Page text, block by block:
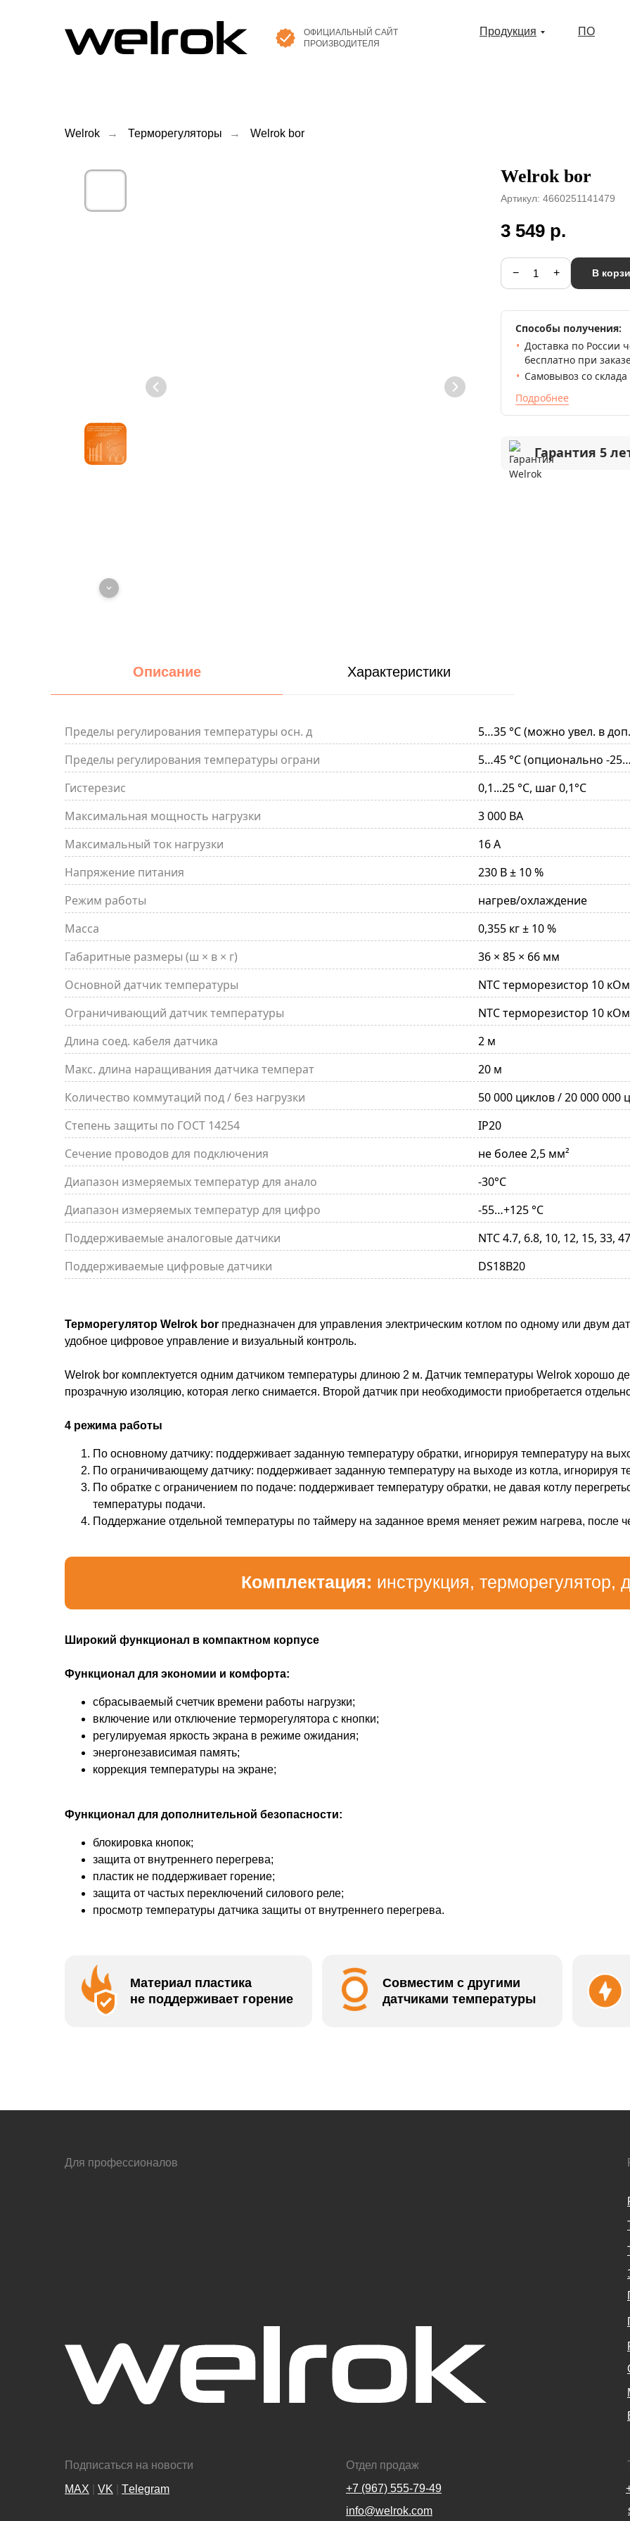
ОФИЦИАЛЬНЫЙ САЙТ
ПРОИЗВОДИТЕЛЯ
Продукция ПО
Welrok → Терморегуляторы → Welrok bor
Welrok bor
Артикул: 4660251141479
3 549 р.
− + В
Способы получения:
Доставка по России
бесплатно при
Самовывоз со
Подробнее
Гарантия 5
Описание Характеристики
Пределы регулирования температуры осн. д
5…35 °C (можно увел. в
Пределы регулирования температуры ограни
5…45 °C (опционально -
Гистерезис
0,1...25 °С, шаг 0,1°С
Максимальная мощность нагрузки
3 000 ВА
Максимальный ток нагрузки
16 А
Напряжение питания
230 В ± 10 %
Режим работы
нагрев/охлаждение
Масса
0,355 кг ± 10 %
Габаритные размеры (ш × в × г)
36 × 85 × 66 мм
Основной датчик температуры
NTC терморезистор 10
Ограничивающий датчик температуры
NTC терморезистор 10
Длина соед. кабеля датчика
2 м
Макс. длина наращивания датчика температ
20 м
Количество коммутаций под / без нагрузки
50 000 циклов / 20 000 000
Степень защиты по ГОСТ 14254
IP20
Сечение проводов для подключения
не более 2,5 мм²
Диапазон измеряемых температур для анало
-30°С
Диапазон измеряемых температур для цифро
-55…+125 °C
Поддерживаемые аналоговые датчики
NТС 4.7, 6.8, 10, 12, 15, 33,
Поддерживаемые цифровые датчики
DS18В20
Терморегулятор Welrok bor предназначен для управления электрическим котлом по одному или двум
удобное цифровое управление и визуальный контроль.
Welrok bor комплектуется одним датчиком температуры длиною 2 м. Датчик температуры Welrok хорошо
прозрачную изоляцию, которая легко снимается. Второй датчик при необходимости приобретается
4 режима работы
По основному датчику: поддерживает заданную температуру обратки, игнорируя температуру на
По ограничивающему датчику: поддерживает заданную температуру на выходе из котла, игнорируя
По обратке с ограничением по подаче: поддерживает температуру обратки, не давая котлу
температуры подачи.
Поддержание отдельной температуры по таймеру на заданное время меняет режим нагрева, после
Комплектация: инструкция, терморегулятор,
Широкий функционал в компактном корпусе
Функционал для экономии и комфорта:
сбрасываемый счетчик времени работы нагрузки;
включение или отключение терморегулятора с кнопки;
регулируемая яркость экрана в режиме ожидания;
энергонезависимая память;
коррекция температуры на экране;
Функционал для дополнительной безопасности:
блокировка кнопок;
защита от внутреннего перегрева;
пластик не поддерживает горение;
защита от частых переключений силового реле;
просмотр температуры датчика защиты от внутреннего перегрева.
Материал пластика
не поддерживает горение
Совместим с другими
датчиками температуры
Отдел продаж
+7 (967) 555-79-49
info@welrok.com
Подписаться на новости
MAX
VK Тelegram
Для профессионалов